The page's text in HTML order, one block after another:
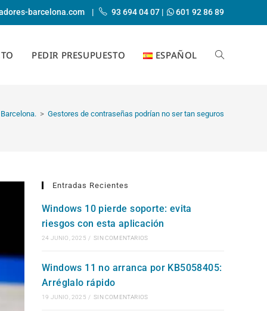
barcelona.com | 93 694 04 07 | 601 92 86 89
PEDIR PRESUPUESTO ESPAÑOL ALTERNAR
BÚSQUEDA
> Gestores de contraseñas podrían no ser tan seguros
Entradas Recientes
Windows 10 pierde soporte: evita
riesgos con esta aplicación
24 JUNIO, 2025 / SIN COMENTARIOS
Windows 11 no arranca por KB5058405:
Arréglalo rápido
19 JUNIO, 2025 / SIN COMENTARIOS